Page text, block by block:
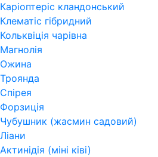
Каріоптеріс кландонський
Клематіс гібридний
Кольквіція чарівна
Магнолія
Ожина
Троянда
Спірея
Форзиція
Чубушник (жасмин садовий)
Ліани
Актинідія (міні ківі)